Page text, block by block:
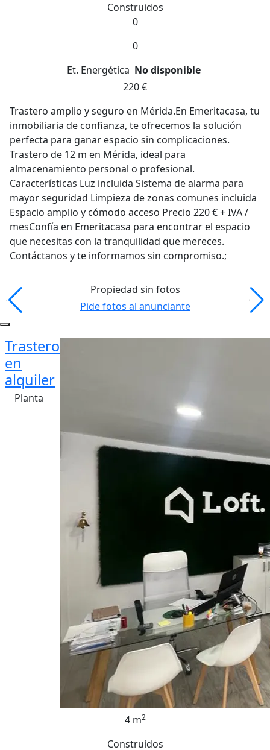
Construidos
0
0
Et. Energética No disponible
220 €
Trastero amplio y seguro en Mérida.En Emeritacasa, tu
inmobiliaria de confianza, te ofrecemos la solución
perfecta para ganar espacio sin complicaciones.
Trastero de 12 m en Mérida, ideal para
almacenamiento personal o profesional.
Características Luz incluida Sistema de alarma para
mayor seguridad Limpieza de zonas comunes incluida
Espacio amplio y cómodo acceso Precio 220 € + IVA /
mesConfía en Emeritacasa para encontrar el espacio
que necesitas con la tranquilidad que mereces.
Contáctanos y te informamos sin compromiso.;
Propiedad sin fotos
Pide fotos al anunciante
Trastero
en
alquiler
Planta
4 m2
Construidos